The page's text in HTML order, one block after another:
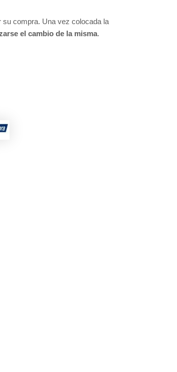
compra. Una vez colocada la
el cambio de la misma.